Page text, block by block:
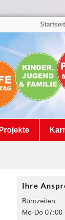
Ihre
Bürozeiten
Mo-Do 07:00